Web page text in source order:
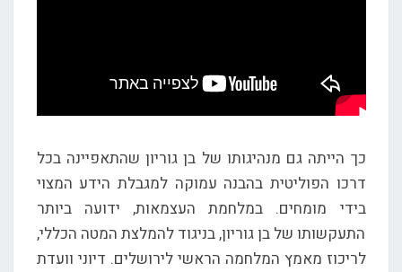
כך הייתה גם מנהיגותו של בן גוריון שהתאפיינה בכל
דרכו הפוליטית בהבנה עמוקה למגבלת הידע המצוי
בידי מומחים. במלחמת העצמאות, ידועה ביותר
התעקשותו של בן גוריון, בניגוד להמלצת המטה הכללי,
לריכוז מאמץ המלחמה הראשי לירושלים. דיוני וועדת